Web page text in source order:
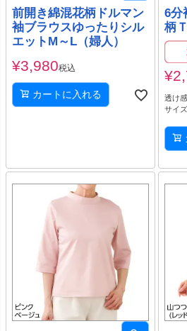
前開き綿混花柄ドルマン
袖ブラウスゆったりシル
エットM～L（婦人）
¥3,980税込
カートに入れる
6分
柄
¥
透け
サイ